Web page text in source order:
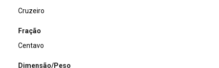
Cruzeiro
Fração
Centavo
Dimensão/Peso